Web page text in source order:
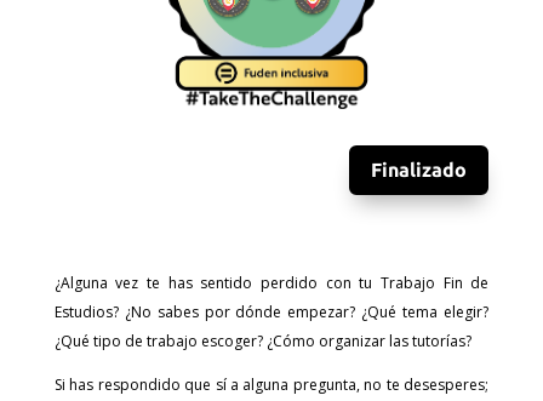
Finalizado
¿Alguna vez te has sentido perdido con tu Trabajo Fin de
Estudios? ¿No sabes por dónde empezar? ¿Qué tema elegir?
¿Qué tipo de trabajo escoger? ¿Cómo organizar las tutorías?
Si has respondido que sí a alguna pregunta, no te desesperes;